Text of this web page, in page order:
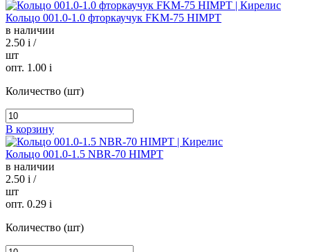
Кольцо 001.0-1.0 фторкаучук FKM-75 HIMPT
в наличии
2.50 i /
шт
опт. 1.00 i
Количество (шт)
В корзину
Кольцо 001.0-1.5 NBR-70 HIMPT
в наличии
2.50 i /
шт
опт. 0.29 i
Количество (шт)